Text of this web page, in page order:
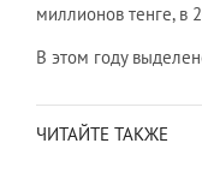
миллионов тенге, в
В этом году
ЧИТАЙТЕ ТАКЖЕ